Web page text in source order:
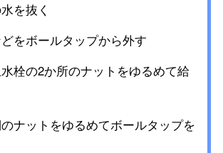
を抜く
をボールタップから外す
栓の2か所のナットをゆるめて給
ナットをゆるめてボールタップを